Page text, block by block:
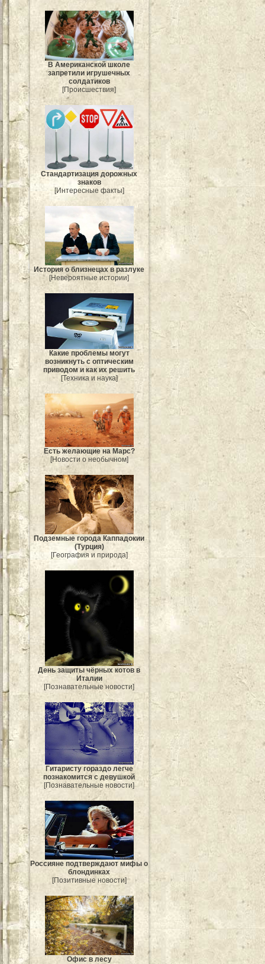
В Американской школе
запретили игрушечных
солдатиков
[Происшествия]
Стандартизация дорожных
знаков
[Интересные факты]
История о близнецах в разлуке
[Невероятные истории]
Какие проблемы могут
возникнуть с оптическим
приводом и как их решить
[Техника и наука]
Есть желающие на Марс?
[Новости о необычном]
Подземные города Каппадокии
(Турция)
[География и природа]
День защиты чёрных котов в
Италии
[Познавательные новости]
Гитаристу гораздо легче
познакомится с девушкой
[Познавательные новости]
Россияне подтверждают мифы о
блондинках
[Позитивные новости]
Офис в лесу